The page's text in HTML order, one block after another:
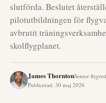
slutförda. Beslutet
pilotutbildningen för
avbrutit
skolflygplanet.
James ThorntonSenior
Publicerad: 30 maj 2026